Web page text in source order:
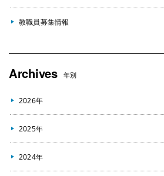
教職員募集情報
Archives 年別
2026年
2025年
2024年